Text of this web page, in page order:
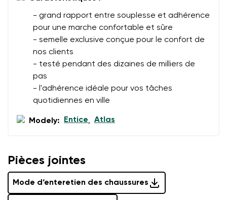
- grand rapport entre souplesse et adhérence
pour une marche confortable et sûre
- semelle exclusive conçue pour le confort de
nos clients
- testé pendant des dizaines de milliers de
pas
- l'adhérence idéale pour vos tâches
quotidiennes en ville
Modely: Entice, Atlas
Pièces jointes
Mode d‘enteretien des chaussures